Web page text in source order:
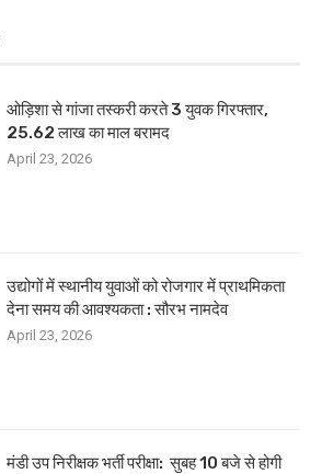
ओड़िशा से गांजा तस्करी करते 3 युवक गिरफ्तार,
25.62 लाख का माल बरामद
April 23, 2026
उद्योगों में स्थानीय युवाओं को रोजगार में प्राथमिकता
देना समय की आवश्यकता : सौरभ नामदेव
April 23, 2026
मंडी उप निरीक्षक भर्ती परीक्षा: सुबह 10 बजे से होगी